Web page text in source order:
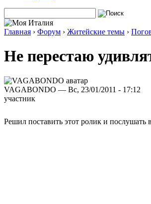
Главная › Форум › Житейские темы ›
Не перестаю
VAGABONDO — Вс, 23/01/2011 - 17:12
участник
Решил поставить этот ролик и послушать